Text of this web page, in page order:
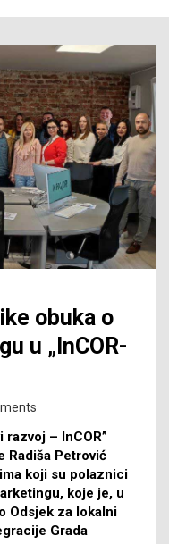
obuka o
u „InCOR-
– InCOR”
Radiša Petrović
koji su polaznici
koje je, u
Odsjek za lokalni
Grada